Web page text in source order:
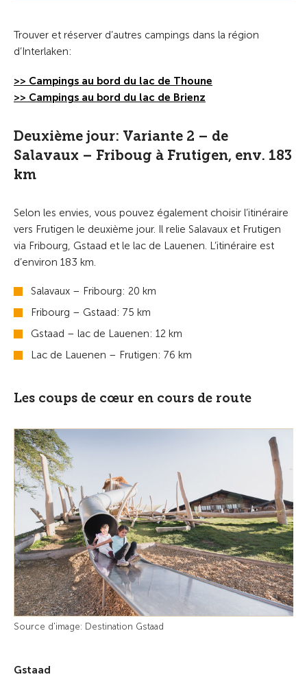
Trouver et réserver d’autres campings dans la région
d’Interlaken:
>> Campings au bord du lac de Thoune
>> Campings au bord du lac de Brienz
Deuxième jour: Variante 2 – de
Salavaux – Friboug à Frutigen, env. 183
km
Selon les envies, vous pouvez également choisir l’itinéraire
vers Frutigen le deuxième jour. Il relie Salavaux et Frutigen
via Fribourg, Gstaad et le lac de Lauenen. L’itinéraire est
d’environ 183 km.
Salavaux – Fribourg: 20 km
Fribourg – Gstaad: 75 km
Gstaad – lac de Lauenen: 12 km
Lac de Lauenen – Frutigen: 76 km
Les coups de cœur en cours de route
Source d'image: Destination Gstaad
Gstaad